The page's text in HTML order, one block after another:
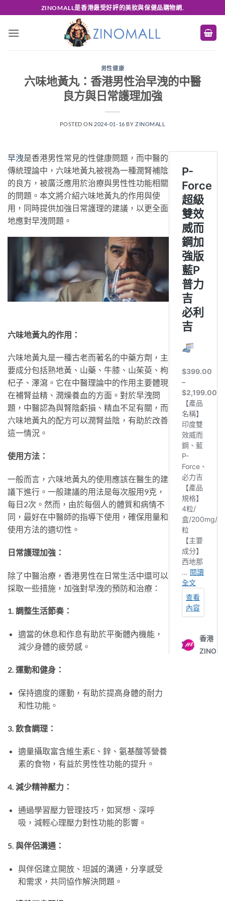
to
content
ZINOMALL是香港最受好評的美妝與保健品購物網.
男性健康
六味地黃丸：香港男性治早洩的中醫
良方與日常護理加強
POSTED ON 2024-01-16 BY ZINOMALL
早洩是香港男性常見的性健康問題，而中醫的
傳統理論中，六味地黃丸被視為一種潤腎補陰
的良方，被廣泛應用於治療與男性性功能相關
的問題。本文將介紹六味地黃丸的作用與使
用，同時提供加強日常護理的建議，以更全面
地應對早洩問題。
六味地黃丸的作用：
六味地黃丸是一種古老而著名的中藥方劑，主
要成分包括熟地黃、山藥、牛膝、山茱萸、枸
杞子、澤瀉。它在中醫理論中的作用主要體現
在補腎益精、潤燥養血的方面。對於早洩問
題，中醫認為與腎陰虧損、精血不足有關，而
六味地黃丸的配方可以潤腎益陰，有助於改善
這一情況。
使用方法：
一般而言，六味地黃丸的使用應該在醫生的建
議下進行。一般建議的用法是每次服用9克，
每日2次。然而，由於每個人的體質和病情不
同，最好在中醫師的指導下使用，確保用量和
使用方法的適切性。
日常護理加強：
除了中醫治療，香港男性在日常生活中還可以
採取一些措施，加強對早洩的預防和治療：
1. 調整生活節奏：
適當的休息和作息有助於平衡體內機能，
減少身體的疲勞感。
2. 運動和健身：
保持適度的運動，有助於提高身體的耐力
和性功能。
3. 飲食調理：
適量攝取富含維生素E、鋅、氨基酸等營養
素的食物，有益於男性性功能的提升。
4. 減少精神壓力：
通過學習壓力管理技巧，如冥想、深呼
吸，減輕心理壓力對性功能的影響。
5. 與伴侶溝通：
與伴侶建立開放、坦誠的溝通，分享感受
和需求，共同協作解決問題。